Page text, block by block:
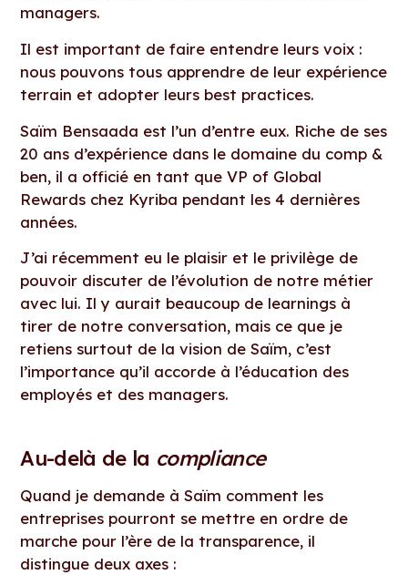
managers.
Il est important de faire entendre leurs voix :
nous pouvons tous apprendre de leur expérience
terrain et adopter leurs best practices.
Saïm Bensaada est l’un d’entre eux. Riche de ses
20 ans d’expérience dans le domaine du comp &
ben, il a officié en tant que VP of Global
Rewards chez Kyriba pendant les 4 dernières
années.
J’ai récemment eu le plaisir et le privilège de
pouvoir discuter de l’évolution de notre métier
avec lui. Il y aurait beaucoup de learnings à
tirer de notre conversation, mais ce que je
retiens surtout de la vision de Saïm, c’est
l’importance qu’il accorde à l’éducation des
employés et des managers.
Au-delà de la compliance
Quand je demande à Saïm comment les
entreprises pourront se mettre en ordre de
marche pour l’ère de la transparence, il
distingue deux axes :